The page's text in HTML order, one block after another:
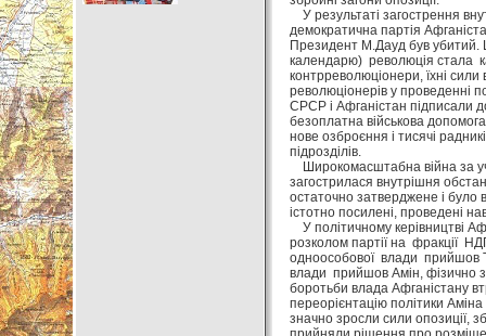
У результаті загострення
демократична партія
Президент М.Дауд був убитий.
календарю) революція стала
контрреволюціонери, їхні
революціонерів у проведенні
СРСР і Афганістан підписали
безоплатна військова
нове озброєння і тисячі
підрозділів.
Широкомасштабна війна за
загострилася внутрішня
остаточно затверджене і було
істотно посилені, проведені
У політичному керівництві
розколом партії на фракції
одноособової влади прийшов
влади прийшов Амін, фізично
боротьби влада Афганістану
переорієнтацію політики
значно зросли сили опозиції,